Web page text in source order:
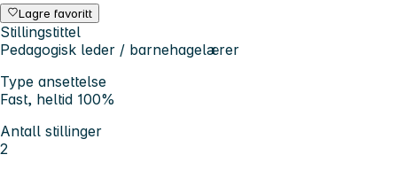
Lagre favoritt
Stillingstittel
Pedagogisk leder / barnehagelærer
Type ansettelse
Fast, heltid 100%
Antall stillinger
2